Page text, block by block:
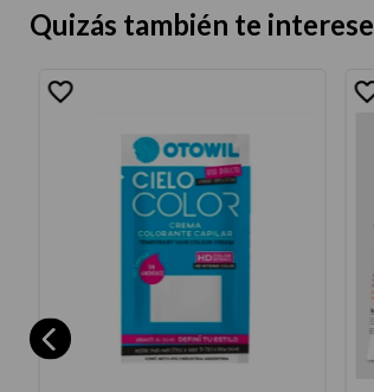
Quizás también te interese